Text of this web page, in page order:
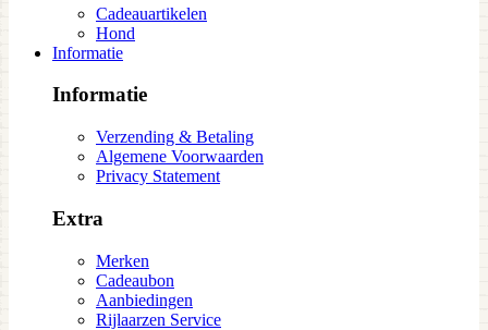
Cadeauartikelen
Hond
Informatie
Informatie
Verzending & Betaling
Algemene Voorwaarden
Privacy Statement
Extra
Merken
Cadeaubon
Aanbiedingen
Rijlaarzen Service